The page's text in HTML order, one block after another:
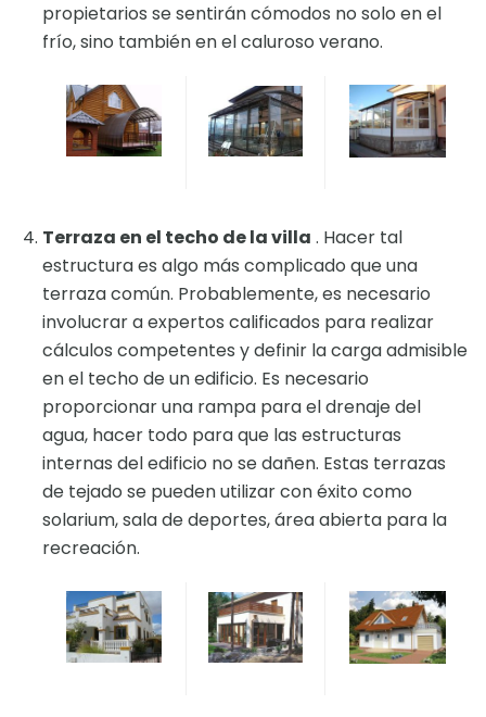
propietarios se sentirán cómodos no solo en el
frío, sino también en el caluroso verano.
Terraza en el techo de la villa . Hacer tal
estructura es algo más complicado que una
terraza común. Probablemente, es necesario
involucrar a expertos calificados para realizar
cálculos competentes y definir la carga admisible
en el techo de un edificio. Es necesario
proporcionar una rampa para el drenaje del
agua, hacer todo para que las estructuras
internas del edificio no se dañen. Estas terrazas
de tejado se pueden utilizar con éxito como
solarium, sala de deportes, área abierta para la
recreación.